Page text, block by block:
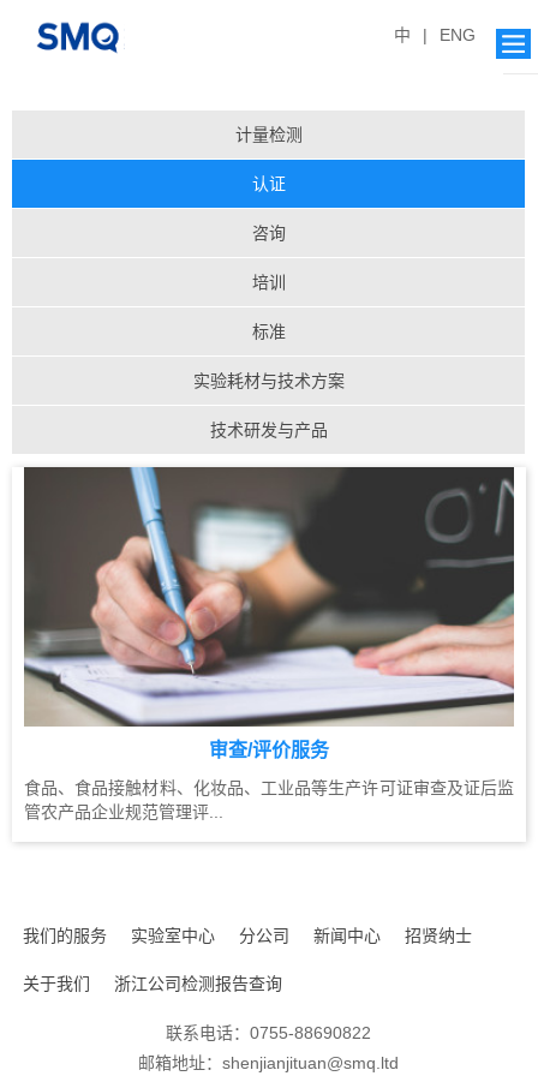
ENG
|
中
计量检测
认证
咨询
培训
标准
实验耗材与技术方案
技术研发与产品
审查/评价服务
食品、食品接触材料、化妆品、工业品等生产许可证审查及证后监
管农产品企业规范管理评...
我们的服务 实验室中心 分公司 新闻中心 招贤纳士
关于我们 浙江公司检测报告查询
联系电话：0755-88690822
邮箱地址：shenjianjituan@smq.ltd